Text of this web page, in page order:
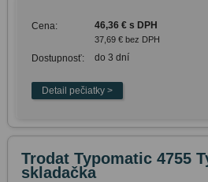
Cena: 46,36 € s DPH
37,69 € bez DPH
Dostupnosť: do 3 dní
Trodat Typomatic 4755
skladačka